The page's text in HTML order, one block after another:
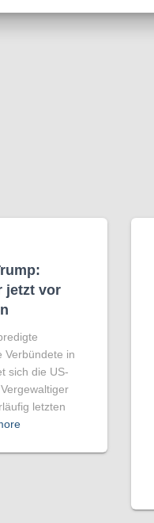
jetzt vor
Verbündete in
sich die US-
letzten